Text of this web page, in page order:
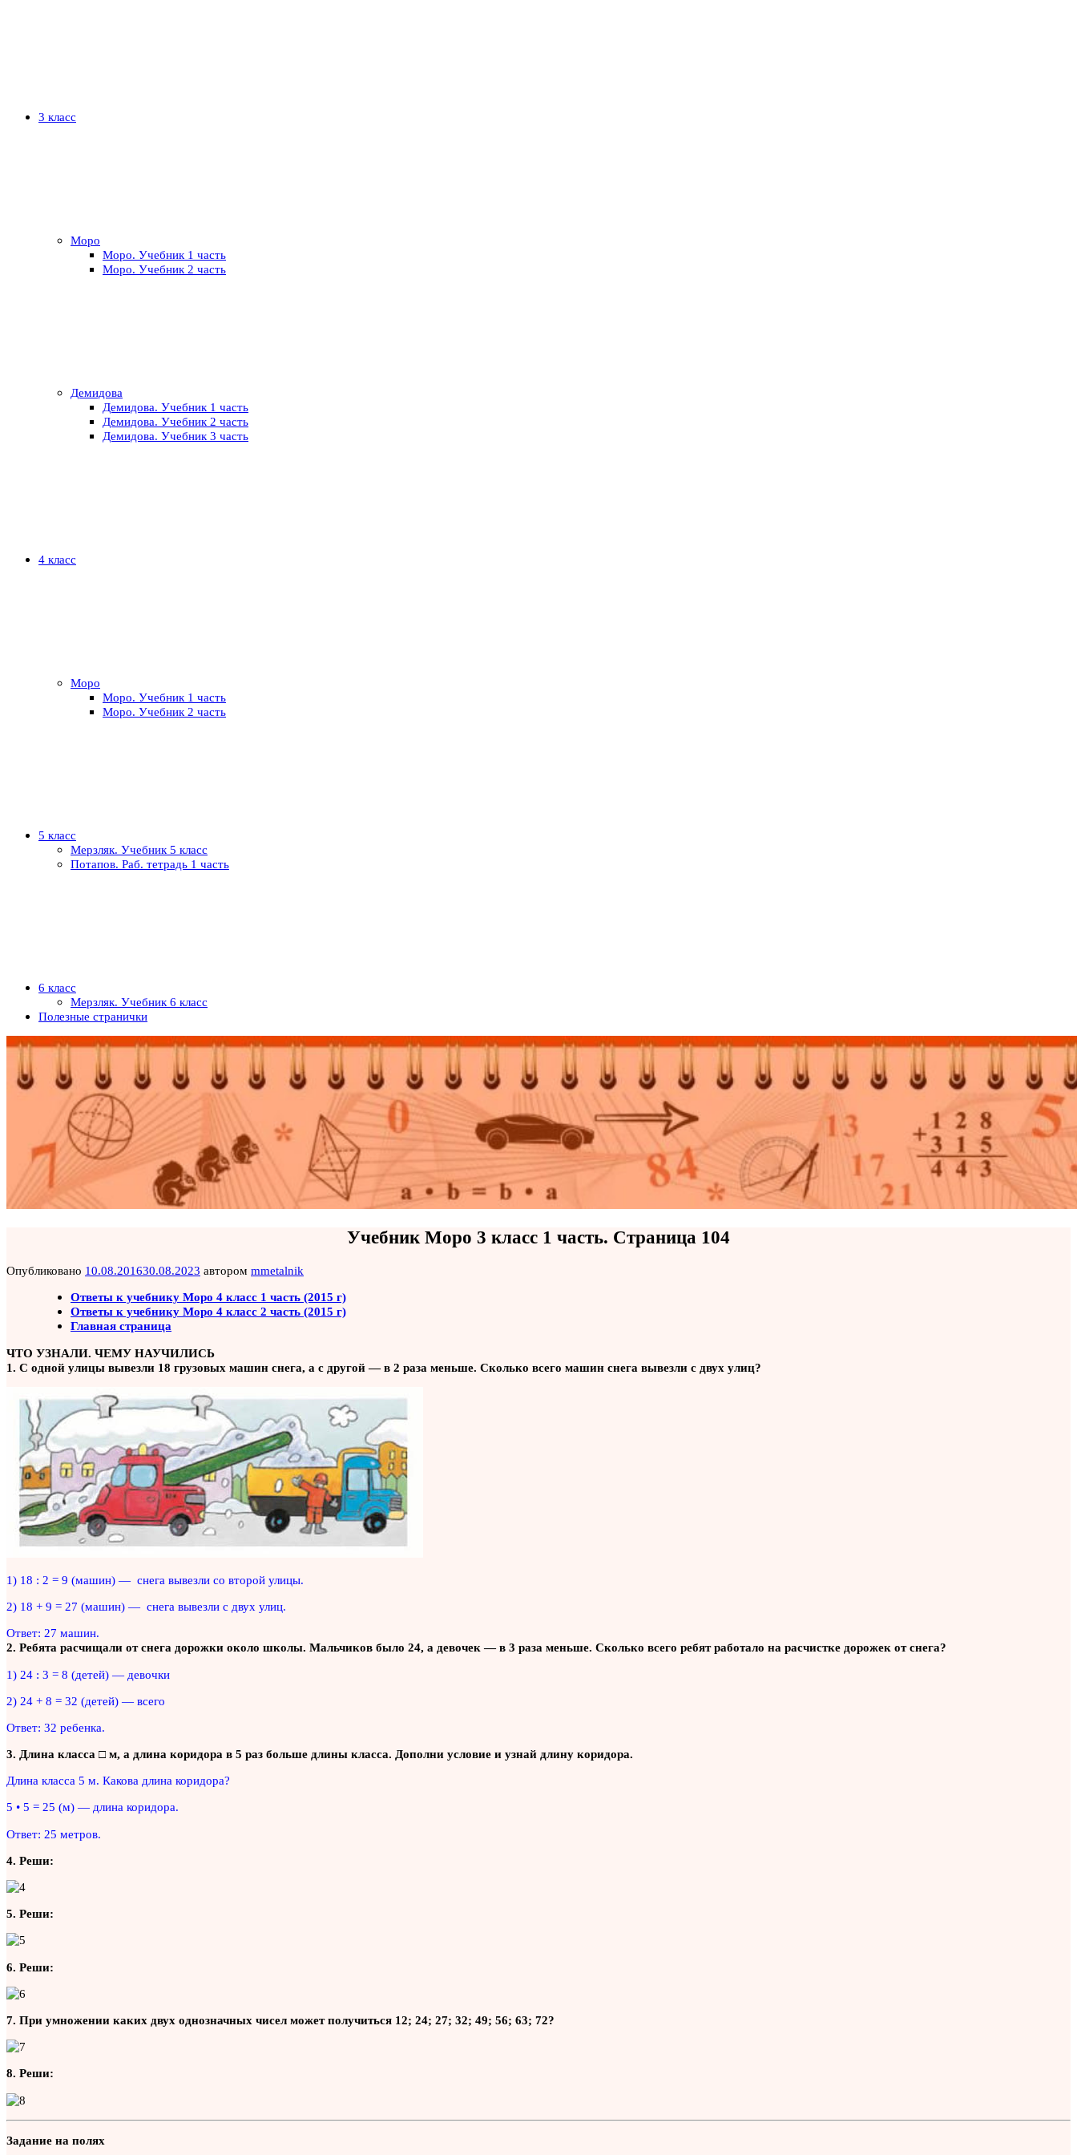
3 класс
Моро
Моро. Учебник 1 часть
Моро. Учебник 2 часть
Демидова
Демидова. Учебник 1 часть
Демидова. Учебник 2 часть
Демидова. Учебник 3 часть
4 класс
Моро
Моро. Учебник 1 часть
Моро. Учебник 2 часть
5 класс
Мерзляк. Учебник 5 класс
Потапов. Раб. тетрадь 1 часть
6 класс
Мерзляк. Учебник 6 класс
Полезные странички
Учебник Моро 3 класс 1 часть. Страница 104
Опубликовано 10.08.201630.08.2023 автором mmetalnik
Ответы к учебнику Моро 4 класс 1 часть (2015 г)
Ответы к учебнику Моро 4 класс 2 часть (2015 г)
Главная страница
ЧТО УЗНАЛИ. ЧЕМУ НАУЧИЛИСЬ
1. С одной улицы вывезли 18 грузовых машин снега, а с другой — в 2 раза меньше. Сколько всего машин снега вывезли с двух улиц?
1) 18 : 2 = 9 (машин) — снега вывезли со второй улицы.
2) 18 + 9 = 27 (машин) — снега вывезли с двух улиц.
Ответ: 27 машин.
2. Ребята расчищали от снега дорожки около школы. Мальчиков было 24, а девочек — в 3 раза меньше. Сколько всего ребят работало на расчистке дорожек от снега?
1) 24 : 3 = 8 (детей) — девочки
2) 24 + 8 = 32 (детей) — всего
Ответ: 32 ребенка.
3. Длина класса □ м, а длина коридора в 5 раз больше длины класса. Дополни условие и узнай длину коридора.
Длина класса 5 м. Какова длина коридора?
5 • 5 = 25 (м) — длина коридора.
Ответ: 25 метров.
4. Реши:
5. Реши:
6. Реши:
7. При умножении каких двух однозначных чисел может получиться 12; 24; 27; 32; 49; 56; 63; 72?
8. Реши:
Задание на полях